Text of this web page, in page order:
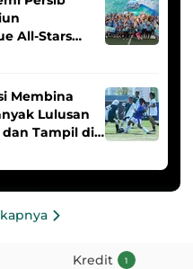
All-Stars
Membina
Lulusan
dan Tampil di
Kredit 1